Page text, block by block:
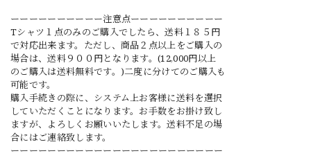
ーーーーーーーーーー注意点ーーーーーーーーーー
Tシャツ１点のみのご購入でしたら、送料１８５円
で対応出来ます。ただし、商品２点以上をご購入の
場合は、送料９００円となります。(12,000円以上
のご購入は送料無料です。)二度に分けてのご購入も
可能です。
購入手続きの際に、システム上お客様に送料を選択
していただくことになります。お手数をお掛け致し
ますが、よろしくお願いいたします。送料不足の場
合にはご連絡致します。
ーーーーーーーーーーーーーーーーーーーーーーー